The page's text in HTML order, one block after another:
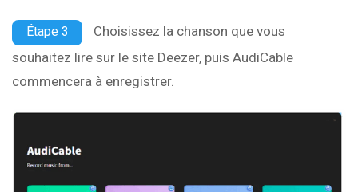
Étape 3
Choisissez la chanson que vous
souhaitez lire sur le site Deezer, puis AudiCable
commencera à enregistrer.